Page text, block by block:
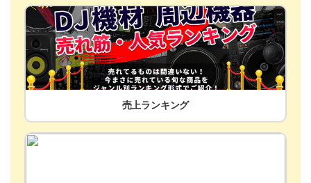
売上ランキング